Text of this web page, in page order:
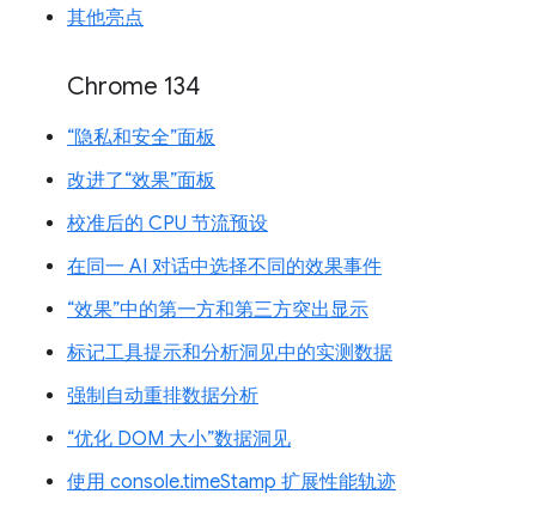
其他亮点
Chrome 134
“隐私和安全”面板
改进了“效果”面板
校准后的 CPU 节流预设
在同一 AI 对话中选择不同的效果事件
“效果”中的第一方和第三方突出显示
标记工具提示和分析洞见中的实测数据
强制自动重排数据分析
“优化 DOM 大小”数据洞见
使用 console.timeStamp 扩展性能轨迹